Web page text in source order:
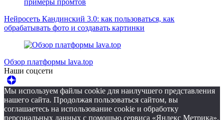
Нейросеть Кандинский 3.0: как пользоваться, как
обрабатывать фото и создавать картинки
Обзор платформы lava.top
Наши соцсети
Мы используем файлы cookie для наилучшего представления
нашего сайта. Продолжая пользоваться сайтом, вы
соглашаетесь на использование cookie и обработку
персональных данных с помощью сервиса «Яндекс Метрика».